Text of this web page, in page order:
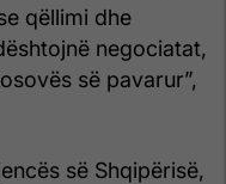
qëllimi dhe
negociatat,
së pavarur”,
së Shqipërisë,